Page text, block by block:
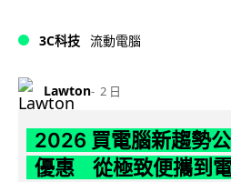
3C科技 流動電腦
Lawton 2 日
2026 買電腦新趨勢
優惠 從極致便攜到